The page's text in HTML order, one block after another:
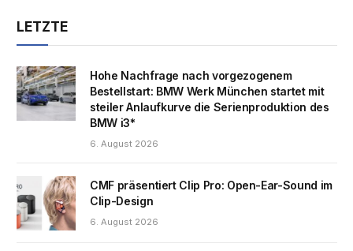
LETZTE
Hohe Nachfrage nach vorgezogenem
Bestellstart: BMW Werk München startet mit
steiler Anlaufkurve die Serienproduktion des
BMW i3*
6. August 2026
CMF präsentiert Clip Pro: Open-Ear-Sound im
Clip-Design
6. August 2026